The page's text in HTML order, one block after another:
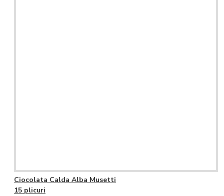
Ciocolata Calda Alba Musetti
15 plicuri